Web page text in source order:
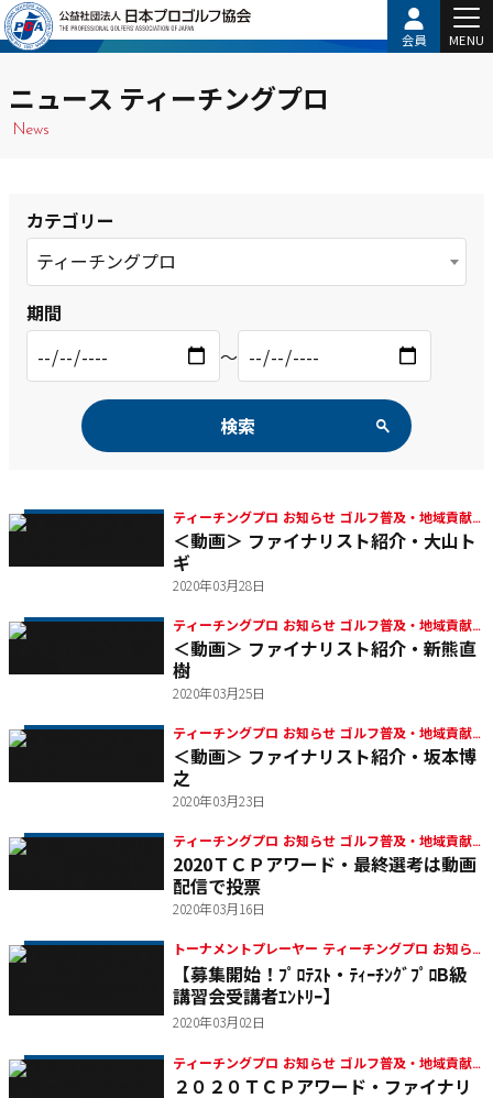
会員 MENU
ニュース ティーチングプロ
News
カテゴリー
ティーチングプロ
期間
〜
検索
ティーチングプロ お知らせ ゴルフ普及・地域貢献
ティーチングプロアワード
＜動画＞ ファイナリスト紹介・大山ト
ギ
2020年03月28日
ティーチングプロ お知らせ ゴルフ普及・地域貢献
ティーチングプロアワード
＜動画＞ ファイナリスト紹介・新熊直
樹
2020年03月25日
ティーチングプロ お知らせ ゴルフ普及・地域貢献
ティーチングプロアワード
＜動画＞ ファイナリスト紹介・坂本博
之
2020年03月23日
ティーチングプロ お知らせ ゴルフ普及・地域貢献
ティーチングプロアワード
2020ＴＣＰアワード・最終選考は動画
配信で投票
2020年03月16日
トーナメントプレーヤー ティーチングプロ お知ら
せ【募集開始！ﾌﾟﾛﾃｽﾄ・ﾃｨｰﾁﾝｸﾞﾌﾟﾛB級
講習会受講者ｴﾝﾄﾘｰ】
2020年03月02日
ティーチングプロ お知らせ ゴルフ普及・地域貢献
ティーチングプロアワード
２０２０ＴＣＰアワード・ファイナリ